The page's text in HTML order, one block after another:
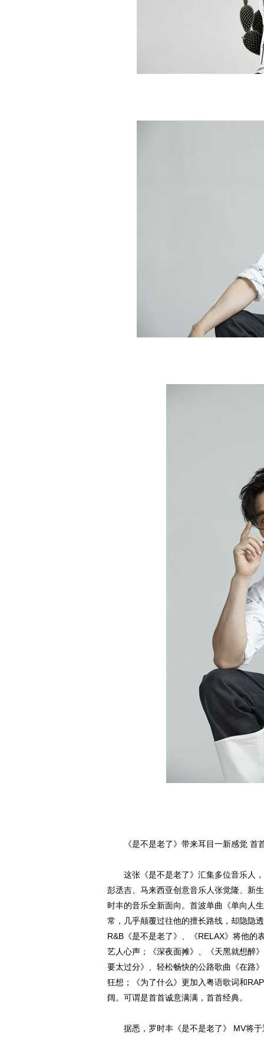
《是不是老了》带来耳目一新感觉 首
这张《是不是老了》汇集多位音乐人，
彭丞吉、马来西亚创意音乐人张觉隆、新
时丰的音乐全新面向。首波单曲《单向人
常，几乎颠覆过往他的擅长路线，却隐隐
R&B《是不是老了》、《RELAX》将他的
艺人心声；《深夜面摊》、《天黑就想醉
要太过分》、轻松畅快的公路歌曲《在路
狂想；《为了什么》更加入粤语歌词和
阔。可谓是首首诚意满满，首首经典。
据悉，罗时丰《是不是老了》 MV将于